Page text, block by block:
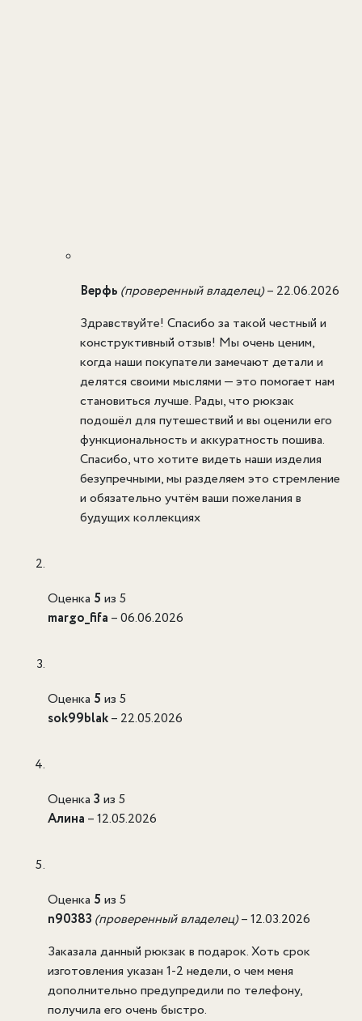
Верфь (проверенный владелец)– 22.06.2026
Здравствуйте! Спасибо за такой честный и
конструктивный отзыв! Мы очень ценим,
когда наши покупатели замечают детали и
делятся своими мыслями — это помогает нам
становиться лучше. Рады, что рюкзак
подошёл для путешествий и вы оценили его
функциональность и аккуратность пошива.
Спасибо, что хотите видеть наши изделия
безупречными, мы разделяем это стремление
и обязательно учтём ваши пожелания в
будущих коллекциях
Оценка 5 из 5
margo_fifa –06.06.2026
Оценка 5 из 5
sok99blak– 22.05.2026
Оценка 3 из 5
Алина –12.05.2026
Оценка 5 из 5
n90383 (проверенный владелец)–12.03.2026
Заказала данный рюкзак в подарок. Хоть срок
изготовления указан 1-2 недели, о чем меня
дополнительно предупредили по телефону,
получила его очень быстро.